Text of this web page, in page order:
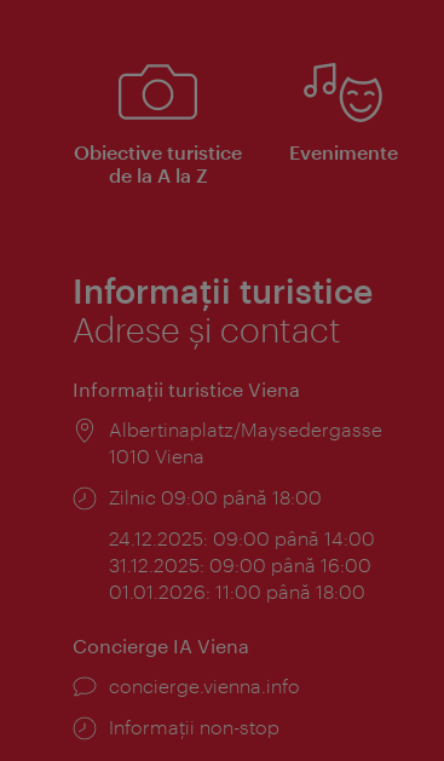
Obiective turistice
de la A la Z
Evenimente
Informații turistice
Adrese și contact
Informaţii turistice Viena
Locul:
Albertinaplatz/Maysedergasse
1010 Viena
Program:
Zilnic 09:00 până 18:00
24.12.2025: 09:00 până 14:00
31.12.2025: 09:00 până 16:00
01.01.2026: 11:00 până 18:00
Concierge IA Viena
concierge.vienna.info
Informații non-stop